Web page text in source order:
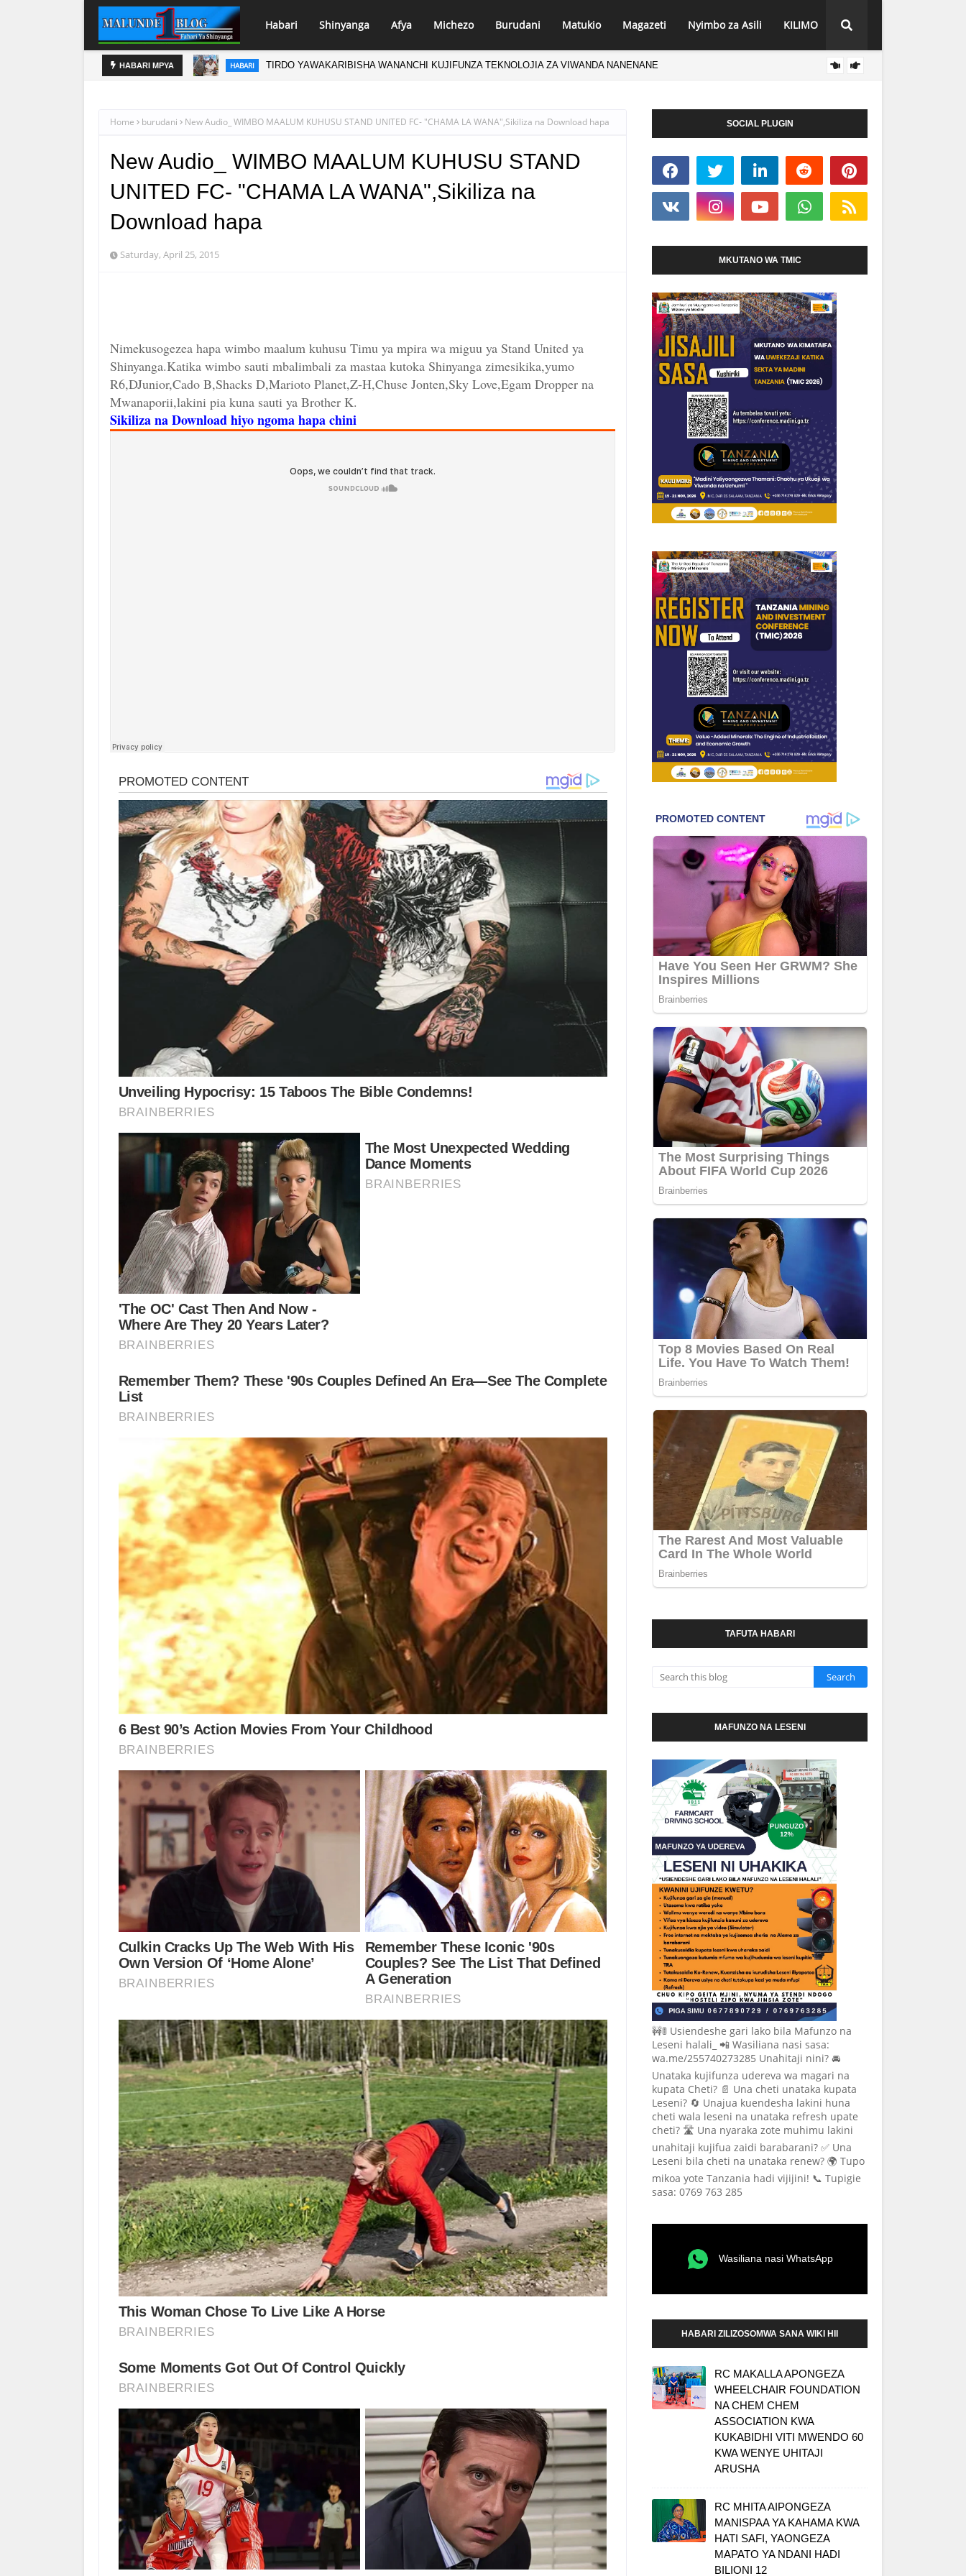
Habari Shinyanga Afya Michezo Burudani Matukio Magazeti Nyimbo za Asili KILIMO
HABARI MPYA HABARI FURAHA ILOBASHI! MBUNGE AZZA AAHIDI MIFUKO 150 YA SARUJI KUKAMILISHA NYUMBA YA WALIMU
Home burudani New Audio_ WIMBO MAALUM KUHUSU STAND UNITED FC- "CHAMA LA WANA",Sikiliza na Download hapa
New Audio_ WIMBO MAALUM KUHUSU STAND
UNITED FC- "CHAMA LA WANA",Sikiliza na
Download hapa
Saturday, April 25, 2015
Nimekusogezea hapa wimbo maalum kuhusu Timu ya mpira wa miguu ya Stand United ya
Shinyanga.Katika wimbo sauti mbalimbali za mastaa kutoka Shinyanga zimesikika,yumo
R6,DJunior,Cado B,Shacks D,Marioto Planet,Z-H,Chuse Jonten,Sky Love,Egam Dropper na
Mwanaporii,lakini pia kuna sauti ya Brother K.
Sikiliza na Download hiyo ngoma hapa chini
SOCIAL PLUGIN
MKUTANO WA TMIC
TAFUTA HABARI
MAFUNZO NA LESENI
🚧🚦 Usiendeshe gari lako bila Mafunzo na
Leseni halali_ 📲 Wasiliana nasi sasa:
wa.me/255740273285 Unahitaji nini? 🚘
Unataka kujifunza udereva wa magari na
kupata Cheti? 📄 Una cheti unataka kupata
Leseni? 🔄 Unajua kuendesha lakini huna
cheti wala leseni na unataka refresh upate
cheti? 🛣️ Una nyaraka zote muhimu lakini
unahitaji kujifua zaidi barabarani? ✅ Una
Leseni bila cheti na unataka renew? 🌍 Tupo
mikoa yote Tanzania hadi vijijini! 📞 Tupigie
sasa: 0769 763 285
Wasiliana nasi WhatsApp
HABARI ZILIZOSOMWA SANA WIKI HII
RC MAKALLA APONGEZA
WHEELCHAIR FOUNDATION
NA CHEM CHEM
ASSOCIATION KWA
KUKABIDHI VITI MWENDO 60
KWA WENYE UHITAJI
ARUSHA
RC MHITA AIPONGEZA
MANISPAA YA KAHAMA KWA
HATI SAFI, YAONGEZA
MAPATO YA NDANI HADI
BILIONI 12